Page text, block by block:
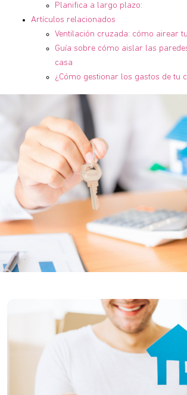
Planifica a largo plazo:
Artículos relacionados
Ventilación cruzada: cómo airear
Guía sobre cómo aislar las
casa
¿Cómo gestionar los gastos de tu